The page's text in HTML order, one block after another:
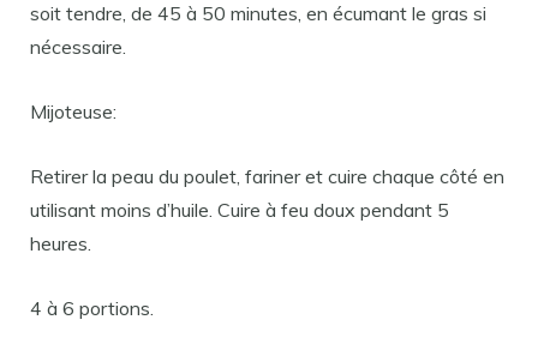
soit tendre, de 45 à 50 minutes, en écumant le gras si
nécessaire.
Mijoteuse:
Retirer la peau du poulet, fariner et cuire chaque côté en
utilisant moins d’huile. Cuire à feu doux pendant 5
heures.
4 à 6 portions.